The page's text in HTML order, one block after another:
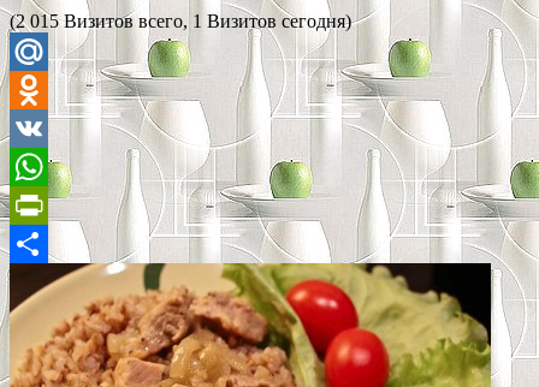
(2 015 Визитов всего, 1 Визитов сегодня)
Mail.Ru
Odnoklassniki
VK
WhatsApp
PrintFriendly
Отправить